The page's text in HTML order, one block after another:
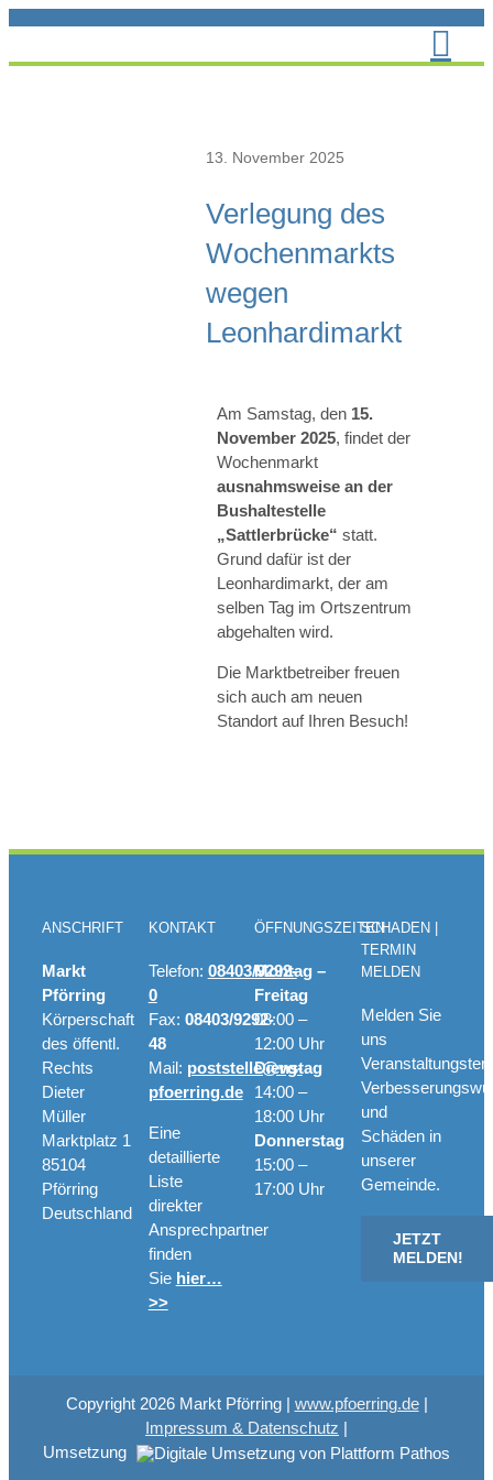
springen
13. November 2025
Verlegung des
Wochenmarkts
wegen
Leonhardimarkt
Am Samstag, den 15.
November 2025, findet der
Wochenmarkt
ausnahmsweise an der
Bushaltestelle
„Sattlerbrücke“ statt.
Grund dafür ist der
Leonhardimarkt, der am
selben Tag im Ortszentrum
abgehalten wird.
Die Marktbetreiber freuen
sich auch am neuen
Standort auf Ihren Besuch!
ANSCHRIFT
Markt
Pförring
Körperschaft
des öffentl.
Rechts
Dieter
Müller
Marktplatz 1
85104
Pförring
Deutschland
KONTAKT
Telefon: 08403/9292-
0
Fax: 08403/9292-
48
Mail: poststelle@vg-
pfoerring.de
Eine
detaillierte
Liste
direkter
Ansprechpartner
finden
Sie hier…
>>
ÖFFNUNGSZEITEN
Montag –
Freitag
08:00 –
12:00 Uhr
Dienstag
14:00 –
18:00 Uhr
Donnerstag
15:00 –
17:00 Uhr
SCHADEN |
TERMIN
MELDEN
Melden Sie
uns
und
Schäden in
unserer
Gemeinde.
JETZT
MELDEN!
Copyright 2026 Markt Pförring | www.pfoerring.de|
Impressum & Datenschutz |
Umsetzung